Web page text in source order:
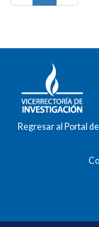
Regresar al Portal